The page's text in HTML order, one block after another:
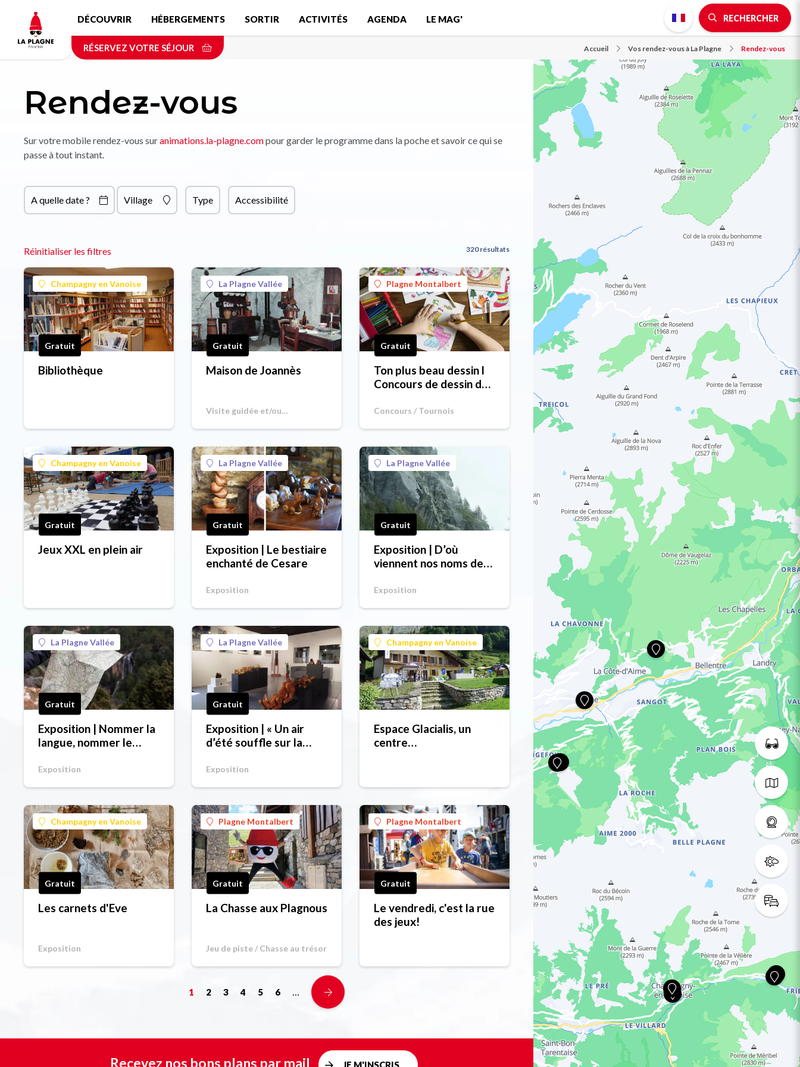
contenu
principal
DÉCOUVRIR HÉBERGEMENTS SORTIR ACTIVITÉS AGENDA LE MAG' RECHERCHER
RÉSERVEZ VOTRE SÉJOUR Accueil Vos rendez-vous à La Plagne Rendez-vous
Rendez-vous
Sur votre mobile rendez-vous suranimations.la-plagne.compour garder le programme dans la poche et savoir ce qui se
passe à tout instant.
A quelle date ? Village Type Accessibilité
Réinitialiser les filtres 320 résultats
Champagny en Vanoise
Gratuit
Bibliothèque
La Plagne Vallée
Gratuit
Maison de Joannès
Visite guidée et/ou
Plagne Montalbert
Gratuit
Ton plus beau dessin l
Concours de dessin de
Concours / Tournois
Champagny en Vanoise
Gratuit
Jeux XXL en plein air
La Plagne Vallée
Gratuit
Exposition | Le bestiaire
enchanté de Cesare
Exposition
La Plagne Vallée
Gratuit
Exposition | D’où
viennent nos noms de
Exposition
La Plagne Vallée
Gratuit
Exposition | Nommer la
langue, nommer le
Exposition
La Plagne Vallée
Gratuit
Exposition | « Un air
d’été souffle sur la
» // « L'air du tsat-temp
Exposition
Champagny en Vanoise
Espace Glacialis, un
centre
Champagny en Vanoise
Gratuit
Les carnets d'Eve
Exposition
Plagne Montalbert
Gratuit
La Chasse aux Plagnous
Jeu de piste / Chasse au trésor
Plagne Montalbert
Gratuit
Le vendredi, c'est la rue
des jeux!
1 2 3 4 5 6 …
Recevez nos bons plans par mail